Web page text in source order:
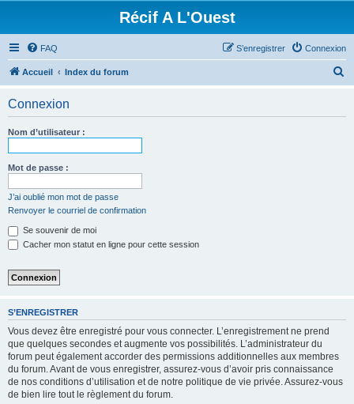
Récif A L'Ouest
FAQ Connexion
S’enregistrer
Accueil Index du forum
Connexion
Nom d’utilisateur :
Mot de passe :
J’ai oublié mon mot de passe
Renvoyer le courriel de confirmation
Se souvenir de moi
Cacher mon statut en ligne pour cette session
S’ENREGISTRER
Vous devez être enregistré pour vous connecter. L’enregistrement ne prend
que quelques secondes et augmente vos possibilités. L’administrateur du
forum peut également accorder des permissions additionnelles aux membres
du forum. Avant de vous enregistrer, assurez-vous d’avoir pris connaissance
de nos conditions d’utilisation et de notre politique de vie privée. Assurez-vous
de bien lire tout le règlement du forum.